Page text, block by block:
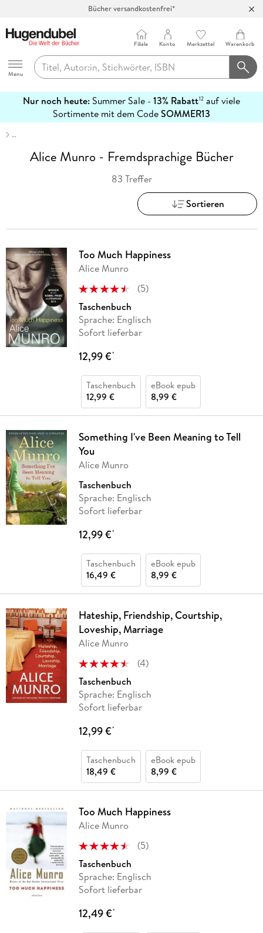
Bücher versandkostenfrei*
Abholung in über 100 Filialen
Hugendubel
Menu
Filiale Konto Merkzettel Warenkorb
Nur noch heute: Summer Sale - 13% Rabatt12 auf viele
Sortimente mit dem CodeSOMMER13
erfahren
…
Alice Munro - Fremdsprachige Bücher
83 Treffer
Sortieren
Too Much Happiness
Alice Munro
(5)
Taschenbuch
Sprache: Englisch
Sofort lieferbar
12,99 €*
Taschenbuch
12,99 €
eBook epub
8,99 €
Something I've Been Meaning to Tell
You
Alice Munro
Taschenbuch
Sprache: Englisch
Sofort lieferbar
12,99 €*
Taschenbuch
16,49 €
eBook epub
8,99 €
Hateship, Friendship, Courtship,
Loveship, Marriage
Alice Munro
(4)
Taschenbuch
Sprache: Englisch
Sofort lieferbar
12,99 €*
Taschenbuch
18,49 €
eBook epub
8,99 €
Too Much Happiness
Alice Munro
(5)
Taschenbuch
Sprache: Englisch
Sofort lieferbar
12,49 €*